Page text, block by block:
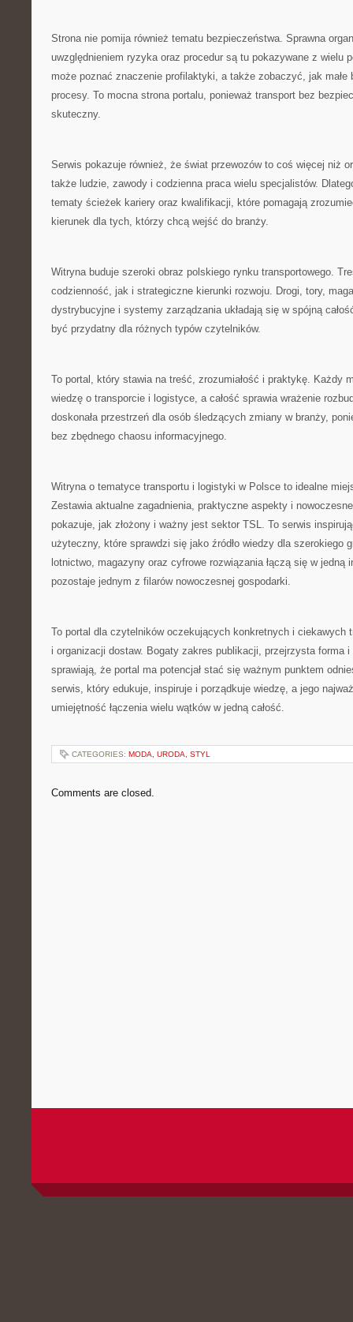
Strona nie pomija również tematu bezpieczeństwa. Sprawna
uwzględnieniem ryzyka oraz procedur są tu pokazywane z wielu
może poznać znaczenie profilaktyki, a także zobaczyć, jak małe
procesy. To mocna strona portalu, ponieważ transport bez
skuteczny.
Serwis pokazuje również, że świat przewozów to coś więcej niż
także ludzie, zawody i codzienna praca wielu specjalistów.
tematy ścieżek kariery oraz kwalifikacji, które pomagają
kierunek dla tych, którzy chcą wejść do branży.
Witryna buduje szeroki obraz polskiego rynku transportowego.
codzienność, jak i strategiczne kierunki rozwoju. Drogi, tory,
dystrybucyjne i systemy zarządzania układają się w spójną
być przydatny dla różnych typów czytelników.
To portal, który stawia na treść, zrozumiałość i praktykę. Każdy
wiedzę o transporcie i logistyce, a całość sprawia wrażenie
doskonała przestrzeń dla osób śledzących zmiany w branży,
bez zbędnego chaosu informacyjnego.
Witryna o tematyce transportu i logistyki w Polsce to idealne
Zestawia aktualne zagadnienia, praktyczne aspekty i
pokazuje, jak złożony i ważny jest sektor TSL. To serwis
użyteczny, które sprawdzi się jako źródło wiedzy dla szerokiego
lotnictwo, magazyny oraz cyfrowe rozwiązania łączą się w jedną
pozostaje jednym z filarów nowoczesnej gospodarki.
To portal dla czytelników oczekujących konkretnych i ciekawych
i organizacji dostaw. Bogaty zakres publikacji, przejrzysta forma
sprawiają, że portal ma potencjał stać się ważnym punktem
serwis, który edukuje, inspiruje i porządkuje wiedzę, a jego
umiejętność łączenia wielu wątków w jedną całość.
CATEGORIES: MODA, URODA, STYL
Comments are closed.